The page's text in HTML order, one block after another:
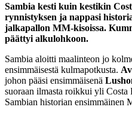
Sambia kesti kuin kestikin
rynnistyksen ja nappasi
jalkapallon MM-kisoissa.
päättyi alkulohkoon.
Sambia aloitti maalinteon jo
ensimmäisestä kulmapotkusta.
johon pääsi ensimmäisenä
suoraan ilmasta roikkui yli
Sambian historian ensimmäinen